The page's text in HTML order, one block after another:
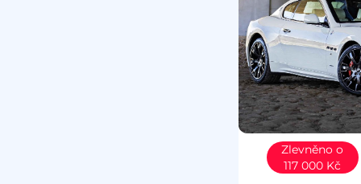
Zlevněno o
117 000 Kč